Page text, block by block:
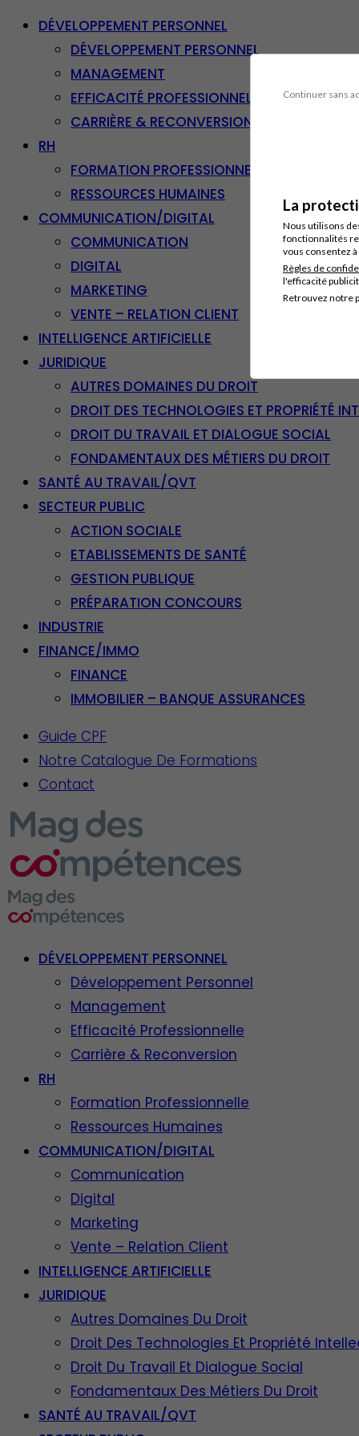
Continuer sans
La
Nous utilisons
fonctionnalités
vous consentez
Règles de
l'efficacité
Retrouvez notre
DÉVELOPPEMENT PERSONNEL
DÉVELOPPEMENT PERSONNEL
MANAGEMENT
EFFICACITÉ PROFESSIONNELLE
CARRIÈRE & RECONVERSION
RH
FORMATION PROFESSIONNELLE
RESSOURCES HUMAINES
COMMUNICATION/DIGITAL
COMMUNICATION
DIGITAL
MARKETING
VENTE – RELATION CLIENT
INTELLIGENCE ARTIFICIELLE
JURIDIQUE
AUTRES DOMAINES DU DROIT
DROIT DES TECHNOLOGIES ET PROPRIÉTÉ
DROIT DU TRAVAIL ET DIALOGUE SOCIAL
FONDAMENTAUX DES MÉTIERS DU DROIT
SANTÉ AU TRAVAIL/QVT
SECTEUR PUBLIC
ACTION SOCIALE
ETABLISSEMENTS DE SANTÉ
GESTION PUBLIQUE
PRÉPARATION CONCOURS
INDUSTRIE
FINANCE/IMMO
FINANCE
IMMOBILIER – BANQUE ASSURANCES
Guide CPF
Notre Catalogue De Formations
Contact
DÉVELOPPEMENT PERSONNEL
Développement Personnel
Management
Efficacité Professionnelle
Carrière & Reconversion
RH
Formation Professionnelle
Ressources Humaines
COMMUNICATION/DIGITAL
Communication
Digital
Marketing
Vente – Relation Client
INTELLIGENCE ARTIFICIELLE
JURIDIQUE
Autres Domaines Du Droit
Droit Des Technologies Et Propriété
Droit Du Travail Et Dialogue Social
Fondamentaux Des Métiers Du Droit
SANTÉ AU TRAVAIL/QVT